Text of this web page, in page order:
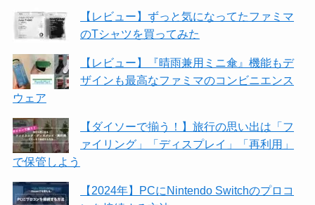
【レビュー】ずっと気になってたファミマ
のTシャツを買ってみた
【レビュー】『晴雨兼用ミニ傘』機能もデ
ザインも最高なファミマのコンビニエンス
ウェア
【ダイソーで揃う！】旅行の思い出は「フ
ァイリング」「ディスプレイ」「再利用」
で保管しよう
【2024年】PCにNintendo Switchのプロコ